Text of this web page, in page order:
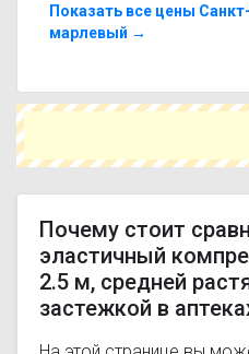
противопоказаниями.
можете подобрать
действующим
8 см х 2.5 м, средней
сэкономить время и
вариант по цене и
Показать все цены
марлевый →
Почему стоит
эластичный
2.5 м, средней
застежкой в